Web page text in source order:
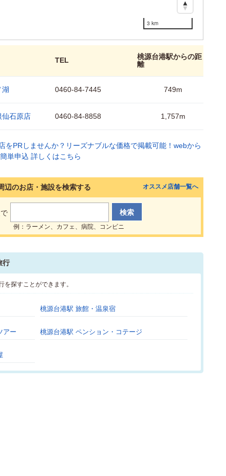
3 km
TEL
桃源台港駅からの距
離
湖 0460-84-7445 749m
仙石原店 0460-84-8858 1,757m
辺のお店・施設を検索する
例：ラーメン、カフェ、病院、コンビニ
オススメ店舗一覧へ
行
探すことができます。
桃源台港駅 旅館・温泉宿
アー 桃源台港駅 ペンション・コテージ